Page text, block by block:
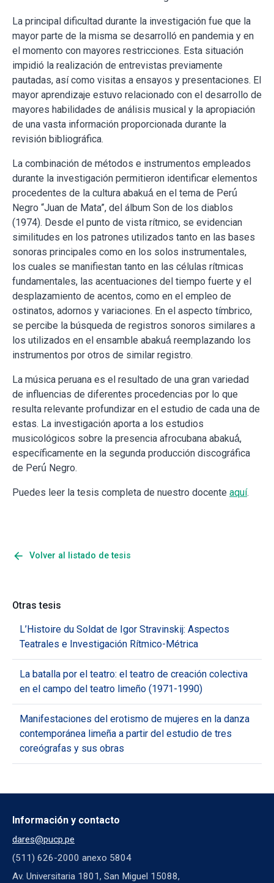
La principal dificultad durante la investigación fue que la
mayor parte de la misma se desarrolló en pandemia y en
el momento con mayores restricciones. Esta situación
impidió la realización de entrevistas previamente
pautadas, así como visitas a ensayos y presentaciones. El
mayor aprendizaje estuvo relacionado con el desarrollo de
mayores habilidades de análisis musical y la apropiación
de una vasta información proporcionada durante la
revisión bibliográfica.
La combinación de métodos e instrumentos empleados
durante la investigación permitieron identificar elementos
procedentes de la cultura abakuá́ en el tema de Perú́
Negro “Juan de Mata”, del álbum Son de los diablos
(1974). Desde el punto de vista rítmico, se evidencian
similitudes en los patrones utilizados tanto en las bases
sonoras principales como en los solos instrumentales,
los cuales se manifiestan tanto en las células rítmicas
fundamentales, las acentuaciones del tiempo fuerte y el
desplazamiento de acentos, como en el empleo de
ostinatos, adornos y variaciones. En el aspecto tímbrico,
se percibe la búsqueda de registros sonoros similares a
los utilizados en el ensamble abakuá́ reemplazando los
instrumentos por otros de similar registro.
La música peruana es el resultado de una gran variedad
de influencias de diferentes procedencias por lo que
resulta relevante profundizar en el estudio de cada una de
estas. La investigación aporta a los estudios
musicológicos sobre la presencia afrocubana abakuá́,
específicamente en la segunda producción discográfica
de Perú́ Negro.
Puedes leer la tesis completa de nuestro docente aquí.
arrow_back Volver al listado de tesis
Otras tesis
L’Histoire du Soldat de Igor Stravinskij: Aspectos
Teatrales e Investigación Rítmico-Métrica
La batalla por el teatro: el teatro de creación colectiva
en el campo del teatro limeño (1971-1990)
Manifestaciones del erotismo de mujeres en la danza
contemporánea limeña a partir del estudio de tres
coreógrafas y sus obras
Información y contacto
dares@pucp.pe
(511) 626-2000 anexo 5804
Av. Universitaria 1801, San Miguel 15088,